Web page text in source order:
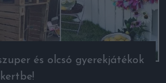
és olcsó gyerekjátékok